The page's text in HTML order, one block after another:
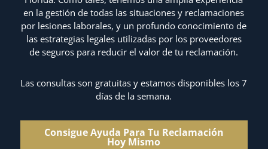
en la gestión de todas las situaciones y reclamaciones
por lesiones laborales, y un profundo conocimiento de
las estrategias legales utilizadas por los proveedores
de seguros para reducir el valor de tu reclamación.
Las consultas son gratuitas y estamos disponibles los 7
días de la semana.
Consigue Ayuda Para Tu Reclamación
Hoy Mismo